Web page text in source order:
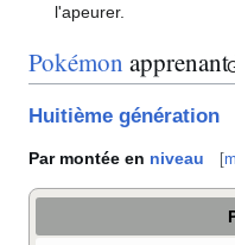
l'apeurer.
Pokémon
Huitième génération
Par montée en niveau [